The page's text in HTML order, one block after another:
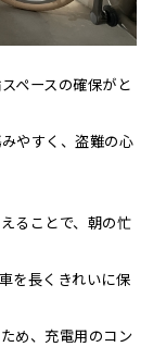
ペースの確保がと
やすく、盗難の心
ることで、朝の忙
を長くきれいに保
め、充電用のコン